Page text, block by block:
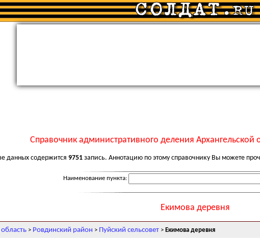
Справочник административного деления Архангельской
данных содержится 9751 запись. Аннотацию по этому справочнику Вы можете
Наименование пункта:
Екимова деревня
> Ровдинский район > Пуйский сельсовет > Екимова деревня